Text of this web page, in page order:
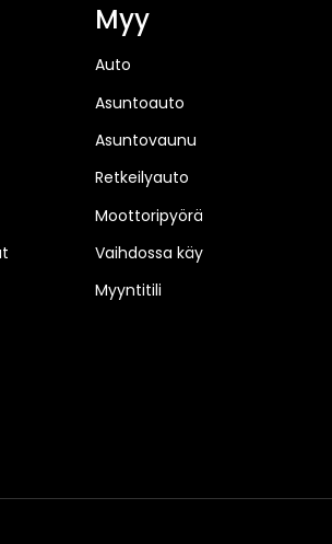
Myy
Auto
Asuntoauto
Asuntovaunu
Retkeilyauto
Moottoripyörä
Vaihdossa käy
Myyntitili